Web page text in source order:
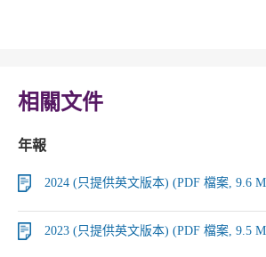
相關文件
年報
2024 (只提供英文版本) (PDF 檔案, 9.6
2023 (只提供英文版本) (PDF 檔案, 9.5